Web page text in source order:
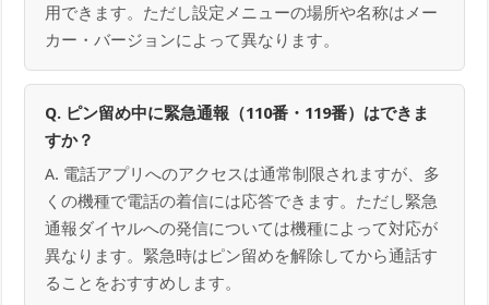
用できます。ただし設定メニューの場所や名称はメー
カー・バージョンによって異なります。
Q. ピン留め中に緊急通報（110番・119番）はできま
すか？
A. 電話アプリへのアクセスは通常制限されますが、多
くの機種で電話の着信には応答できます。ただし緊急
通報ダイヤルへの発信については機種によって対応が
異なります。緊急時はピン留めを解除してから通話す
ることをおすすめします。